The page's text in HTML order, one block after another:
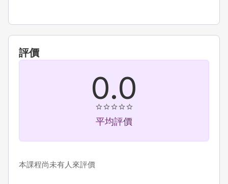
評價
0.0
平均評價
本課程尚未有人來評價